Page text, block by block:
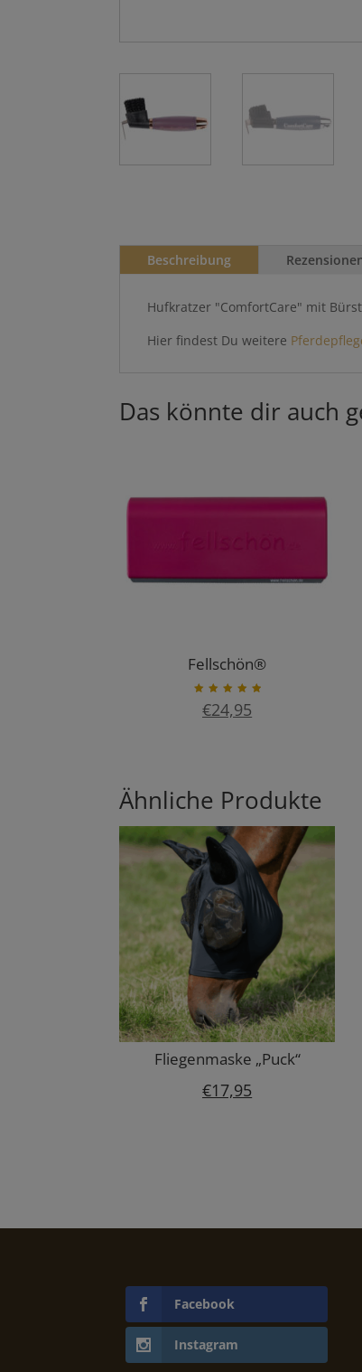
Beschreibung
Hufkratzer "ComfortCare" mit
Hier findest Du weitere
Das könnte dir auch
Fellschön®
t mit
5.00
€24,95
Ähnliche Produkte
Fliegenmaske „Puck“
€17,95
Facebook
Instagram